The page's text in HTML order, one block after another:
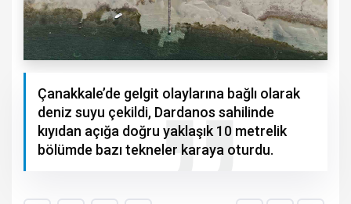
Çanakkale’de gelgit olaylarına bağlı olarak
deniz suyu çekildi, Dardanos sahilinde
kıyıdan açığa doğru yaklaşık 10 metrelik
bölümde bazı tekneler karaya oturdu.